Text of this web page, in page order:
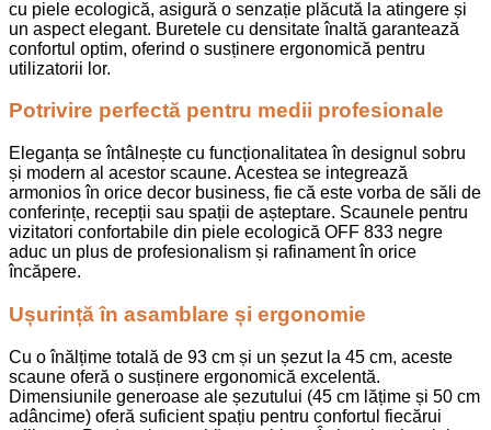
cu piele ecologică, asigură o senzație plăcută la atingere și
un aspect elegant. Buretele cu densitate înaltă garantează
confortul optim, oferind o susținere ergonomică pentru
utilizatorii lor.
Potrivire perfectă pentru medii profesionale
Eleganța se întâlnește cu funcționalitatea în designul sobru
și modern al acestor scaune. Acestea se integrează
armonios în orice decor business, fie că este vorba de săli de
conferințe, recepții sau spații de așteptare. Scaunele pentru
vizitatori confortabile din piele ecologică OFF 833 negre
aduc un plus de profesionalism și rafinament în orice
încăpere.
Ușurință în asamblare și ergonomie
Cu o înălțime totală de 93 cm și un șezut la 45 cm, aceste
scaune oferă o susținere ergonomică excelentă.
Dimensiunile generoase ale șezutului (45 cm lățime și 50 cm
adâncime) oferă suficient spațiu pentru confortul fiecărui